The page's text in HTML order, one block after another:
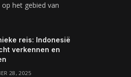
het gebied van
reis: Indonesië
verkennen en
28, 2025